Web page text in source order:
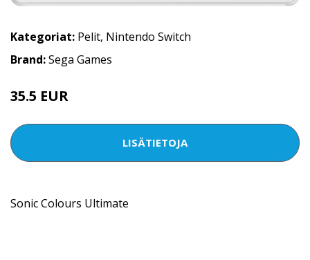
Kategoriat: Pelit, Nintendo Switch
Brand:Sega Games
35.5 EUR
LISÄTIETOJA
Sonic Colours Ultimate